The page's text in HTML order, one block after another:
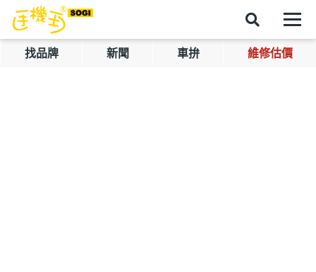
找品牌 新聞 車拚 維修估價